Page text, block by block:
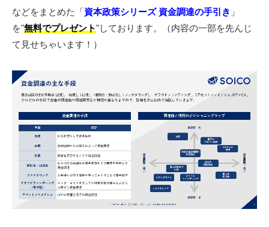
などをまとめた「資本政策シリーズ 資金調達の手引き 」
を"無料でプレゼント"しております。（内容の一部を先んじ
て見せちゃいます！）